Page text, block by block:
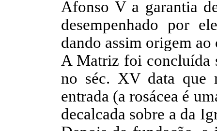
Afonso V a garantia
desempenhado por
dando assim origem
A Matriz foi concluída
no séc. XV data que
entrada (a rosácea é
decalcada sobre a da